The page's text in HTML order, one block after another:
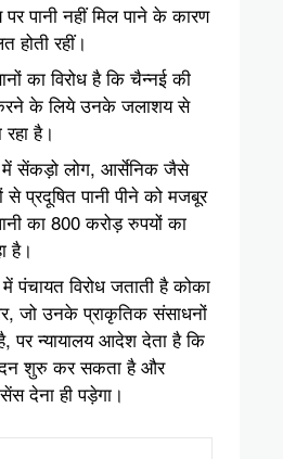
पानी नहीं मिल पाने के कारण
रहीं।
का विरोध है कि चैन्नई की
के लिये उनके जलाशय से
रहा है।
में सेंकड़ो लोग, आर्सेनिक जैसे
प्रदूषित पानी पीने को मजबूर
का 800 करोड़ रुपयों का
है।
पंचायत विरोध जताती है कोका
जो उनके प्राकृतिक संसाधनों
पर न्यायालय आदेश देता है कि
शुरु कर सकता है और
देना ही पड़ेगा।